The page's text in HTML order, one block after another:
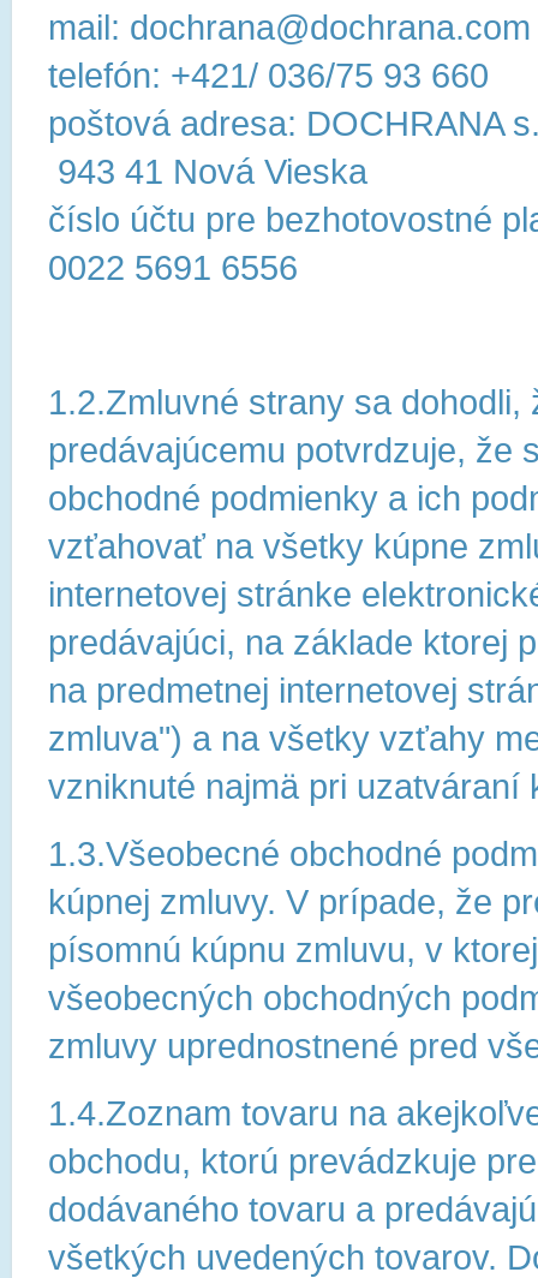
mail: dochrana@dochrana.com
telefón: +421/ 036/75 93 660
poštová adresa: DOCHRANA
943 41 Nová Vieska
číslo účtu pre bezhotovostné
0022 5691 6556
1.2.Zmluvné strany sa
predávajúcemu potvrdzuje, že
obchodné podmienky a ich
vzťahovať na všetky kúpne
internetovej stránke
predávajúci, na základe ktorej
na predmetnej internetovej
zmluva") a na všetky vzťahy
vzniknuté najmä pri uzatváraní
1.3.Všeobecné obchodné
kúpnej zmluvy. V prípade, že
písomnú kúpnu zmluvu, v
všeobecných obchodných
zmluvy uprednostnené pred
1.4.Zoznam tovaru na
obchodu, ktorú prevádzkuje
dodávaného tovaru a
všetkých uvedených tovarov.